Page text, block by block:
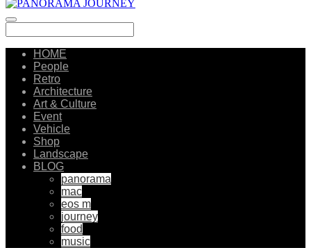
HOME
People
Retro
Architecture
Art & Culture
Event
Vehicle
Shop
Landscape
BLOG
panorama
mac
eos m
journey
food
music